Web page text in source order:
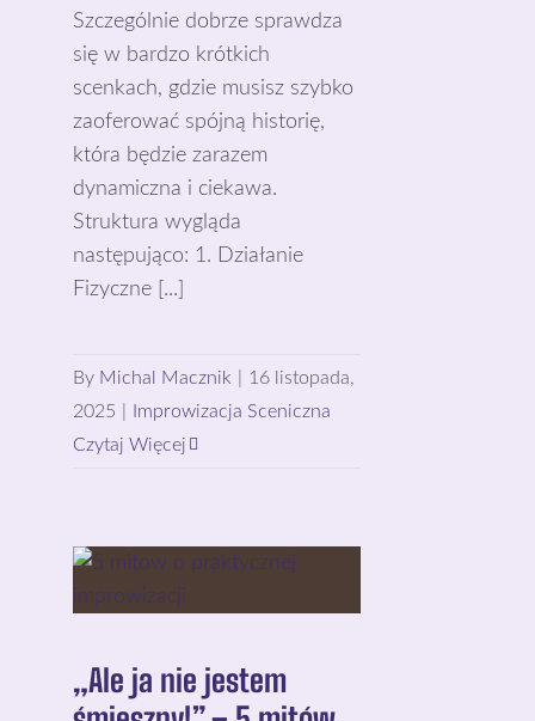
Szczególnie dobrze sprawdza
się w bardzo krótkich
scenkach, gdzie musisz szybko
zaoferować spójną historię,
która będzie zarazem
dynamiczna i ciekawa.
Struktura wygląda
następująco: 1. Działanie
Fizyczne [...]
By Michal Macznik
16 listopada,
2025
Improwizacja Sceniczna
Czytaj Więcej
„Ale ja nie jestem